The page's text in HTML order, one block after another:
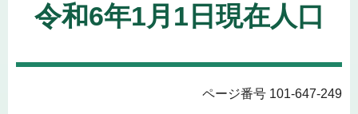
令和6年1月1日現在人口
ページ番号 101-647-249